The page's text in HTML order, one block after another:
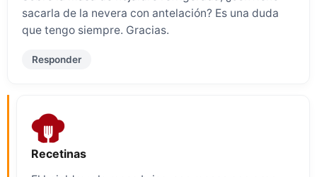
sacarla de la nevera con antelación? Es una duda
que tengo siempre. Gracias.
Responder
Recetinas